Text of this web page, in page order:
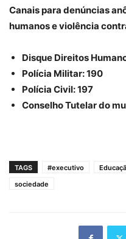
Canais para denúncias
humanos e violência
Disque Direitos
Polícia Militar: 190
Polícia Civil: 197
Conselho Tutelar do
TAGS #executivo
sociedade